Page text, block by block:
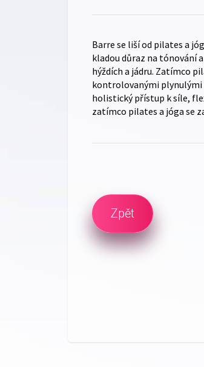
Barre se liší od pilates a
kladou důraz na tónování
hýždích a jádru. Zatímco
kontrolovanými plynulými
holistický přístup k síle,
zatímco pilates a jóga se
Zpět